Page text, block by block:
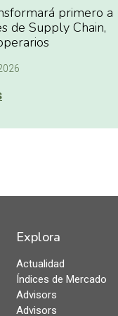
primero a
de Supply Chain,
Explora
Actualidad
Índices de Mercado
Advisors
Advisors